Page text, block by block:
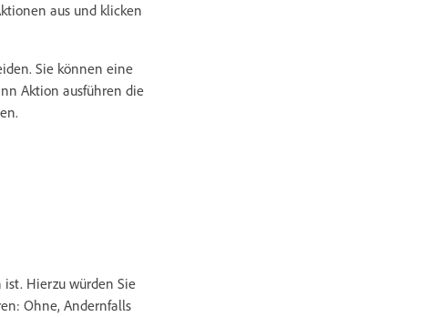
aus und klicken
Sie können eine
Aktion ausführen die
ist. Hierzu würden Sie
Ohne, Andernfalls